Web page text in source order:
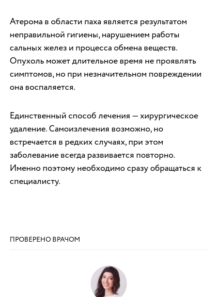
Атерома в области паха является результатом
неправильной гигиены, нарушением работы
сальных желез и процесса обмена веществ.
Опухоль может длительное время не проявлять
симптомов, но при незначительном повреждении
она воспаляется.
Единственный способ лечения — хирургическое
удаление. Самоизлечения возможно, но
встречается в редких случаях, при этом
заболевание всегда развивается повторно.
Именно поэтому необходимо сразу обращаться к
специалисту.
ПРОВЕРЕНО ВРАЧОМ